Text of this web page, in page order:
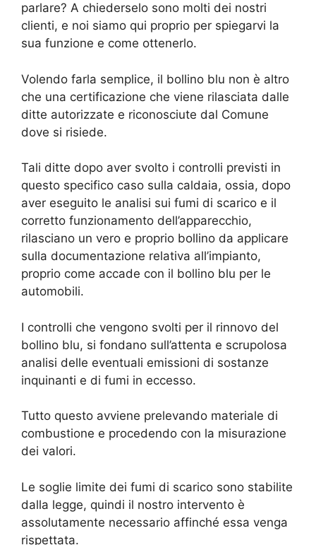
parlare? A chiederselo sono molti dei nostri
clienti, e noi siamo qui proprio per spiegarvi la
sua funzione e come ottenerlo.
Volendo farla semplice, il bollino blu non è altro
che una certificazione che viene rilasciata dalle
ditte autorizzate e riconosciute dal Comune
dove si risiede.
Tali ditte dopo aver svolto i controlli previsti in
questo specifico caso sulla caldaia, ossia, dopo
aver eseguito le analisi sui fumi di scarico e il
corretto funzionamento dell’apparecchio,
rilasciano un vero e proprio bollino da applicare
sulla documentazione relativa all’impianto,
proprio come accade con il bollino blu per le
automobili.
I controlli che vengono svolti per il rinnovo del
bollino blu, si fondano sull’attenta e scrupolosa
analisi delle eventuali emissioni di sostanze
inquinanti e di fumi in eccesso.
Tutto questo avviene prelevando materiale di
combustione e procedendo con la misurazione
dei valori.
Le soglie limite dei fumi di scarico sono stabilite
dalla legge, quindi il nostro intervento è
assolutamente necessario affinché essa venga
rispettata.